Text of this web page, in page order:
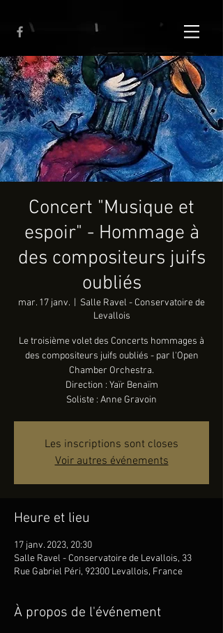
Concert "Musique et
espoir" - Hommage à
des compositeurs juifs
oubliés
mar. 17 janv.
Salle Ravel - Conservatoire de
Levallois
Le troisième volet des Concerts hommages à
des compositeurs juifs oubliés - par l'Open
Chamber Orchestra.
Direction : Yaïr Benaïm
Soliste : Anne Gravoin
Les inscriptions sont closes
Voir autres événements
Heure et lieu
17 janv. 2023, 20:30
Salle Ravel - Conservatoire de Levallois, 33
Rue Gabriel Péri, 92300 Levallois, France
À propos de l'événement